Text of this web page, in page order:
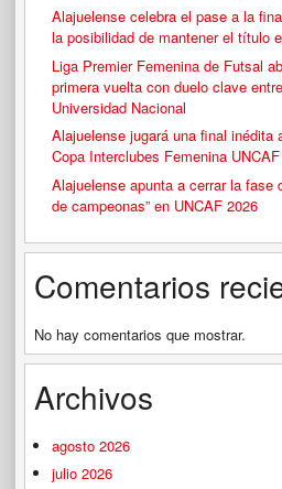
Alajuelense celebra el pase a la
la posibilidad de mantener el título
Liga Premier Femenina de Futsal
primera vuelta con duelo clave
Universidad Nacional
Alajuelense jugará una final inédita
Copa Interclubes Femenina
Alajuelense apunta a cerrar la fase
de campeonas” en UNCAF 2026
Comentarios
No hay comentarios que mostrar.
Archivos
agosto 2026
julio 2026